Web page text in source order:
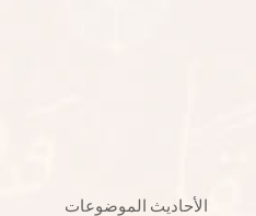
الأحاديث الموضوعات